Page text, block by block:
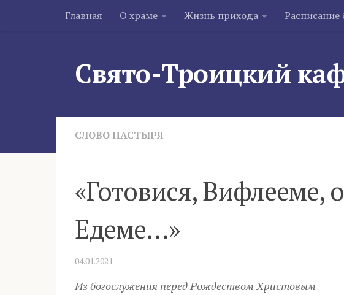
Skip to content
Главная О храме Жизнь прихода Расписание
Свято-Троицкий
СЛОВО ПАСТЫРЯ
«Готовися, Вифлееме,
Едеме…»
04.01.2021
Из богослужения перед Рождеством Христовым